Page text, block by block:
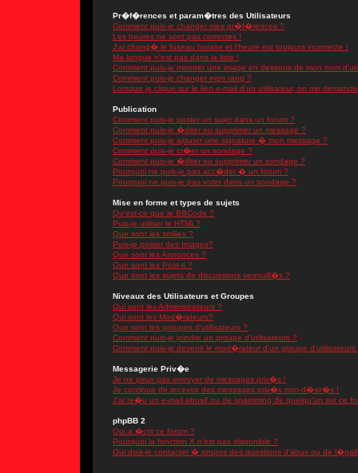
Pr�f�rences et param�tres des Utilisateurs
Comment puis-je changer mes pr�f�rences ?
Les heures ne sont pas correctes !
J'ai chang� le fuseau horaire et l'heure est toujours incorrecte !
Ma langue n'est pas dans la liste !
Comment puis-je montrer une image en dessous de mon nom
Comment puis-je changer mon rang ?
Lorsque je clique sur le lien e-mail d'un utilisateur, on me
Publication
Comment puis-je poster un sujet dans un forum ?
Comment puis-je �diter ou supprimer un message ?
Comment puis-je ajouter une signature � mon message ?
Comment puis-je cr�er un sondage ?
Comment puis-je �diter ou supprimer un sondage ?
Pourquoi ne puis-je pas acc�der � un forum ?
Pourquoi ne puis-je pas voter dans un sondage ?
Mise en forme et types de sujets
Qu'est-ce que le BBCode ?
Puis-je utiliser le HTML?
Que sont les smilies ?
Puis-je poster des Images?
Que sont les Annonces ?
Que sont les Post-it ?
Que sont les sujets de discussions verrouill�s ?
Niveaux des Utilisateurs et Groupes
Qui sont les Administrateurs ?
Qui sont les Mod�rateurs?
Que sont les groupes d'utilisateurs ?
Comment puis-je joindre un groupe d'utilisateurs ?
Comment puis-je devenir le mod�rateur d'un groupe d'utilisateurs
Messagerie Priv�e
Je ne peux pas envoyer de messages priv�s !
Je continue de recevoir des messages priv�s non-d�sir�s !
J'ai re�u un e-mail abusif ou de spamming de quelqu'un sur ce
phpBB 2
Qui a �crit ce forum ?
Pourquoi la fonction X n'est pas disponible ?
Qui dois-je contacter � propos des questions d'abus ou de